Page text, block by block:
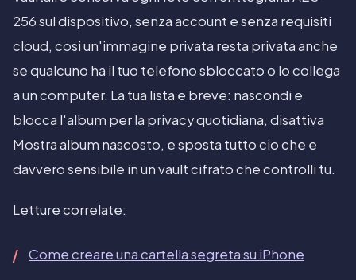
256 sul dispositivo, senza account e senza requisiti
cloud, cosi un'immagine privata resta privata anche
se qualcuno ha il tuo telefono sbloccato o lo collega
a un computer. La tua lista e breve: nascondi e
blocca l'album per la privacy quotidiana, disattiva
Mostra album nascosto, e sposta tutto cio che e
davvero sensibile in un vault cifrato che controlli tu.
Letture correlate:
Come creare una cartella segreta su iPhone